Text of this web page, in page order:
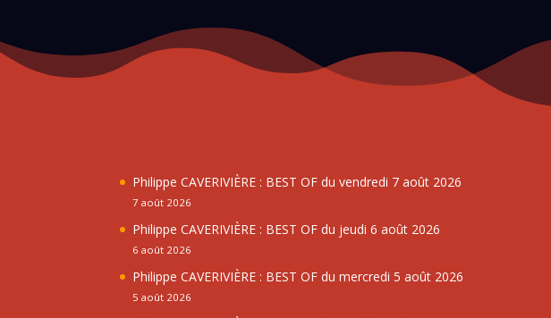
Philippe CAVERIVIÈRE : BEST OF du vendredi 7 août 2026
7 août 2026
Philippe CAVERIVIÈRE : BEST OF du jeudi 6 août 2026
6 août 2026
Philippe CAVERIVIÈRE : BEST OF du mercredi 5 août 2026
5 août 2026